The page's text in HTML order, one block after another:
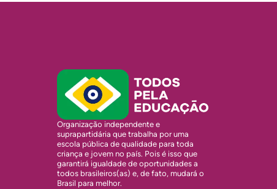
Organização independente e
suprapartidária que trabalha por uma
escola pública de qualidade para toda
criança e jovem no país. Pois é isso que
garantirá igualdade de oportunidades a
todos brasileiros(as) e, de fato, mudará o
Brasil para melhor.